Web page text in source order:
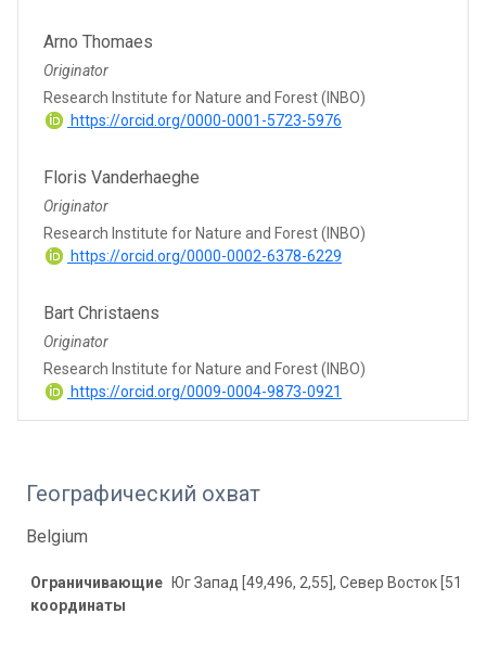
Arno Thomaes
Originator
Research Institute for Nature and Forest (INBO)
https://orcid.org/0000-0001-5723-5976
Floris Vanderhaeghe
Originator
Research Institute for Nature and Forest (INBO)
https://orcid.org/0000-0002-6378-6229
Bart Christaens
Originator
Research Institute for Nature and Forest (INBO)
https://orcid.org/0009-0004-9873-0921
Географический охват
Belgium
Ограничивающие
координаты
Юг Запад [49,496, 2,55], Север Восток